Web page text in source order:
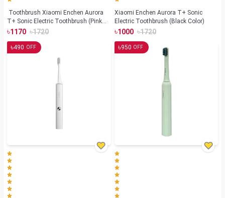
Toothbrush Xiaomi Enchen Aurora
T+ Sonic Electric Toothbrush (Pink
Color)
৳1170 ৳1720
Xiaomi Enchen Aurora T+ Sonic
Electric Toothbrush (Black Color)
৳1000 ৳1720
৳490 OFF ৳950 OFF